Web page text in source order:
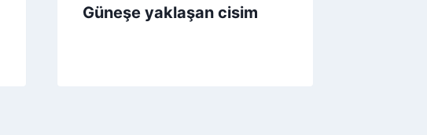
Güneşe yaklaşan cisim